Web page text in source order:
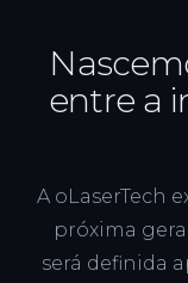
entre a
A oLaserTech
próxima
será definida